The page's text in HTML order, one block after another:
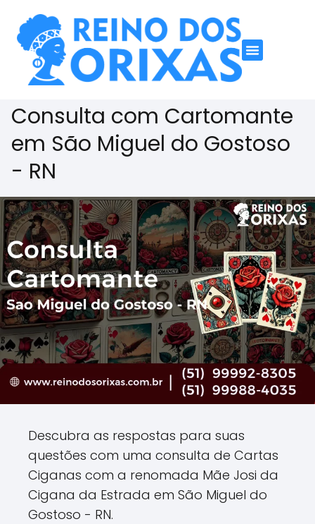
Consulta com Cartomante
em São Miguel do Gostoso
- RN
Descubra as respostas para suas
questões com uma consulta de Cartas
Ciganas com a renomada Mãe Josi da
Cigana da Estrada em São Miguel do
Gostoso - RN.